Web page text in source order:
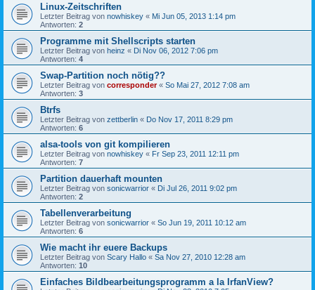
Linux-Zeitschriften
Letzter Beitrag von nowhiskey « Mi Jun 05, 2013 1:14 pm
Antworten: 2
Programme mit Shellscripts starten
Letzter Beitrag von heinz « Di Nov 06, 2012 7:06 pm
Antworten: 4
Swap-Partition noch nötig??
Letzter Beitrag von corresponder« So Mai 27, 2012 7:08 am
Antworten: 3
Btrfs
Letzter Beitrag von zettberlin « Do Nov 17, 2011 8:29 pm
Antworten: 6
alsa-tools von git kompilieren
Letzter Beitrag von nowhiskey « Fr Sep 23, 2011 12:11 pm
Antworten: 7
Partition dauerhaft mounten
Letzter Beitrag von sonicwarrior « Di Jul 26, 2011 9:02 pm
Antworten: 2
Tabellenverarbeitung
Letzter Beitrag von sonicwarrior « So Jun 19, 2011 10:12 am
Antworten: 6
Wie macht ihr euere Backups
Letzter Beitrag von Scary Hallo « Sa Nov 27, 2010 12:28 am
Antworten: 10
Einfaches Bildbearbeitungsprogramm a la IrfanView?